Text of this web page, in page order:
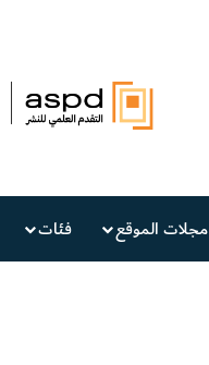
مجلات الموقع فئات